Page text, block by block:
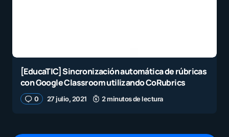
[EducaTIC] Sincronización automática de rúbricas
con Google Classroom utilizando CoRubrics
0 27 julio, 2021 2 minutos de lectura